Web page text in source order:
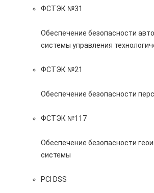
ФСТЭК №31
Обеспечение безопасности
системы управления
ФСТЭК №21
Обеспечение безопасности
ФСТЭК №117
Обеспечение безопасности
системы
PCI DSS